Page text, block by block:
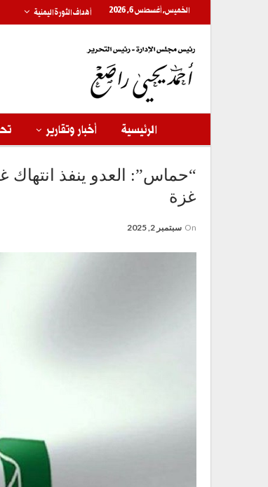
الخميس, أغسطس 6, 2026 أهداف الثورة اليمنية
الرئيسية أخبار وتقارير
“حماس”: العدو ينفذ انتهاك
غزة
On سبتمبر 2, 2025